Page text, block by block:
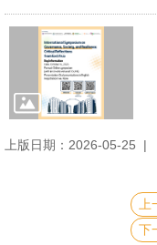
頁
上版日期：2026-05-25